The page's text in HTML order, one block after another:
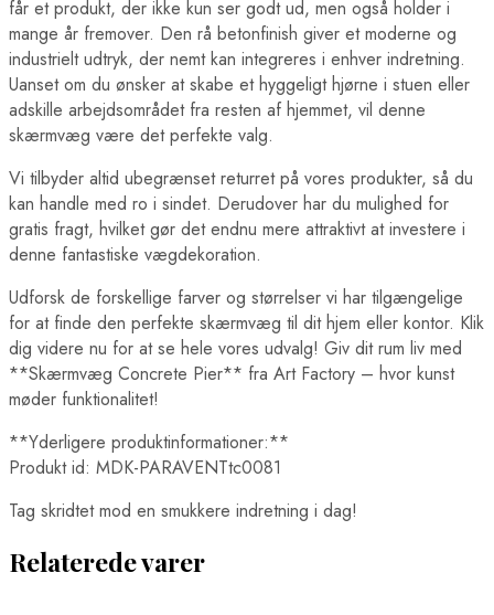
får et produkt, der ikke kun ser godt ud, men også holder i
mange år fremover. Den rå betonfinish giver et moderne og
industrielt udtryk, der nemt kan integreres i enhver indretning.
Uanset om du ønsker at skabe et hyggeligt hjørne i stuen eller
adskille arbejdsområdet fra resten af hjemmet, vil denne
skærmvæg være det perfekte valg.
Vi tilbyder altid ubegrænset returret på vores produkter, så du
kan handle med ro i sindet. Derudover har du mulighed for
gratis fragt, hvilket gør det endnu mere attraktivt at investere i
denne fantastiske vægdekoration.
Udforsk de forskellige farver og størrelser vi har tilgængelige
for at finde den perfekte skærmvæg til dit hjem eller kontor. Klik
dig videre nu for at se hele vores udvalg! Giv dit rum liv med
**Skærmvæg Concrete Pier** fra Art Factory – hvor kunst
møder funktionalitet!
**Yderligere produktinformationer:**
Produkt id: MDK-PARAVENTtc0081
Tag skridtet mod en smukkere indretning i dag!
Relaterede varer